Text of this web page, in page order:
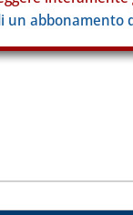
un abbonamento